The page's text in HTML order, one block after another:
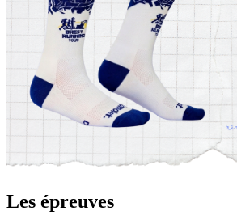
Les épreuves